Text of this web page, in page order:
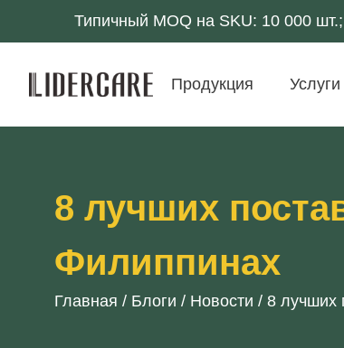
Типичный MOQ на SKU: 10 000
Продукция Услуги
8 лучших
Филиппинах
Главная / Блоги / Новости / 8 лучших